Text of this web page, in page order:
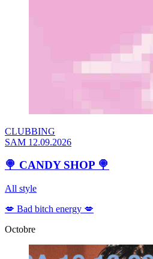
CLUBBING
SAM 12.09.2026
🍭 CANDY SHOP 🍭
All style
💋 Bad bitch energy 💋
Octobre